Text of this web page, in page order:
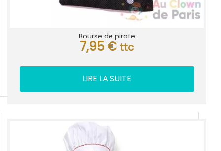
Bourse de pirate
7,95 € ttc
LIRE LA SUITE